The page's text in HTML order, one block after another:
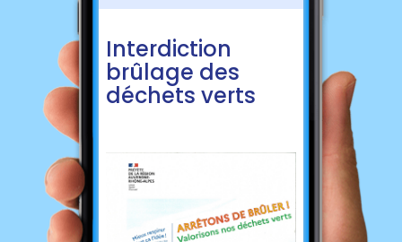
Interdiction
brûlage des
déchets verts